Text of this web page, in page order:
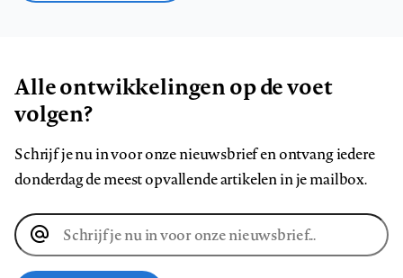
Alle ontwikkelingen op de voet
volgen?
Schrijf je nu in voor onze nieuwsbrief en ontvang iedere
donderdag de meest opvallende artikelen in je mailbox.
E-
mailadres